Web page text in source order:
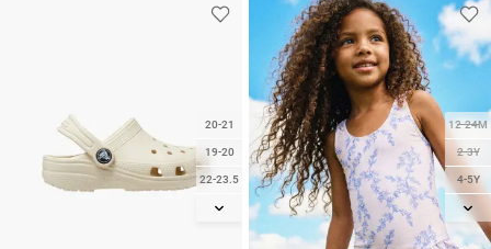
12-24M
2-3Y
4-5Y
6-7Y
8-9Y
20-21
19-20
22-23.5
23-24